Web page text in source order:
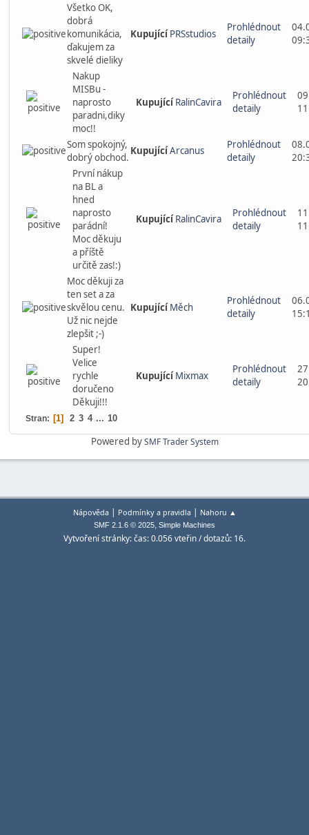
Všetko OK,
dobrá
komunikácia,
ďakujem za
skvelé dieliky
Kupující PRSstudios
Prohlédnout
detaily
Nakup
MISBu -
naprosto
paradni,diky
moc!!
Kupující RalinCavira
Prohlédnout
detaily
Som spokojný,
dobrý obchod.
KupujícíArcanus
Prohlédnout
detaily
První nákup
na BL a
hned
naprosto
parádní!
Moc děkuju
a příště
určitě zas!:)
Kupující RalinCavira
Prohlédnout
detaily
Moc děkuji za
ten set a za
skvělou cenu.
Už nic nejde
zlepšit ;-)
Kupující Měch
Prohlédnout
detaily
Super!
Velice
rychle
doručeno
Děkuji!!!
Kupující Mixmax
Prohlédnout
detaily
Stran 1 2 3 4 ... 10
Powered bySMF Trader System
Nápověda| Podmínky a pravidla| Nahoru ▲
SMF 2.1.6 © 2025, Simple Machines
Vytvoření stránky: čas: 0.056 vteřin / dotazů: 16.